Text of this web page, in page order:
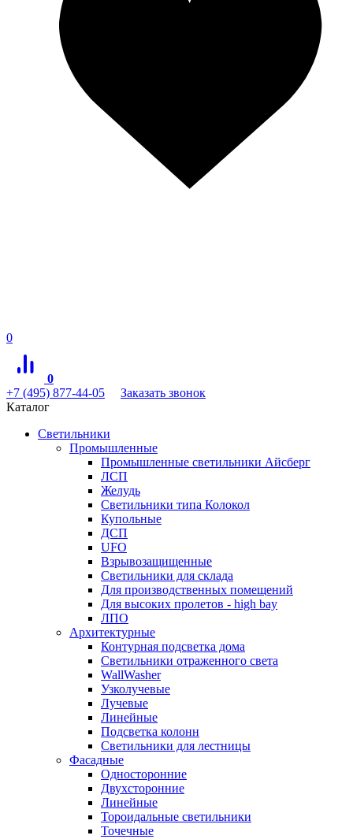
0
0
+7 (495) 877-44-05
Заказать звонок
Каталог
Светильники
Промышленные
Промышленные светильники Айсберг
ЛСП
Желудь
Светильники типа Колокол
Купольные
ДСП
UFO
Взрывозащищенные
Светильники для склада
Для производственных помещений
Для высоких пролетов - high bay
ЛПО
Архитектурные
Контурная подсветка дома
Светильники отраженного света
WallWasher
Узколучевые
Лучевые
Линейные
Подсветка колонн
Светильники для лестницы
Фасадные
Односторонние
Двухсторонние
Линейные
Тороидальные светильники
Точечные